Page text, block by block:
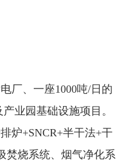
厂、一座1000吨/日的
业园基础设施项目。
炉+SNCR+半干法+干
焚烧系统、烟气净化系